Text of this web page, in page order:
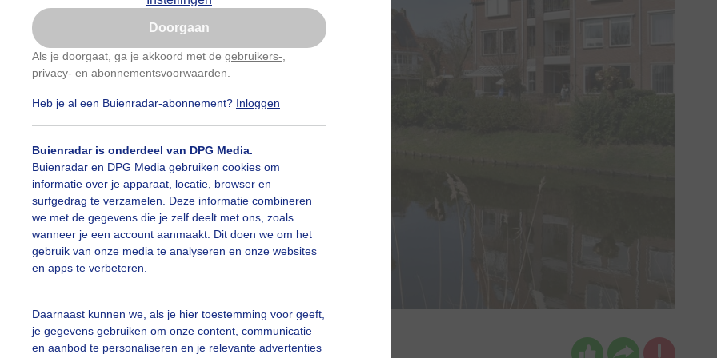
Doorgaan
Als je doorgaat, ga je akkoord met de gebruikers-
privacy- en abonnementsvoorwaarden
Heb je al een Buienradar-abonnement? Inloggen
Buienradar is onderdeel van DPG Media.
Buienradar en DPG Media gebruiken cookies om
informatie over je apparaat, locatie, browser en
surfgedrag te verzamelen. Deze informatie combineren
we met de gegevens die je zelf deelt met ons, zoals
wanneer je een account aanmaakt. Dit doen we om het
gebruik van onze media te analyseren en onze websites
en apps te verbeteren.
Daarnaast kunnen we, als je hier toestemming voor geeft,
je gegevens gebruiken om onze content, communicatie
en aanbod te personaliseren en je relevante advertenties
,mooi lenteweer
Nu niet, misschien later
Gebruik je Safari en wil je niet elke dag deze pop-up
Klikhierom dit aan te passen